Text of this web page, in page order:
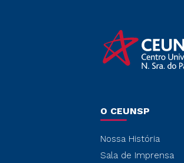
O CEUNSP
Nossa História
Sala de Imprensa